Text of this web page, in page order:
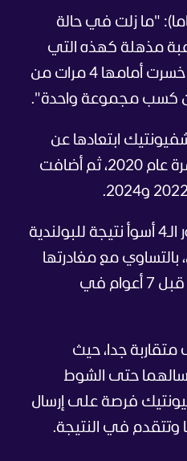
كوستيوك (23 عاما): "ما زلت في حالة
مذهلة كهذه التي
توّجت هنا أربع مرات. لقد خسرت أمامها 4 مرات من
كسب مجموعة واحدة".
ابتعادها عن
اللقب الذي أحرزته لأول مرة عام 2020، ثم أضافت
كما يُعد خروجها من الدور الـ4 أسوأ نتيجة للبولندية
مع مغادرتها
للبطولة من الدور نفسه قبل 7 أعوام في
جدا، حيث
حتى الشوط
فرصة على إرسال
وتتقدم في النتيجة.